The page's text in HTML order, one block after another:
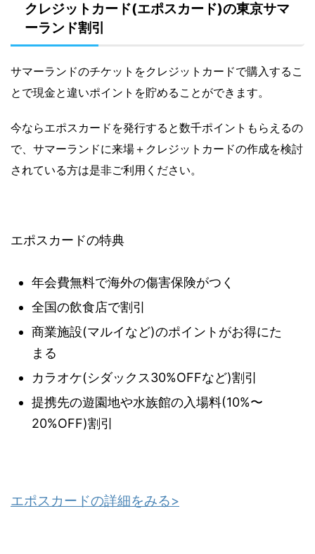
クレジットカード(エポスカード)の東京サマ
ーランド割引
サマーランドのチケットをクレジットカードで購入するこ
とで現金と違いポイントを貯めることができます。
今ならエポスカードを発行すると数千ポイントもらえるの
で、サマーランドに来場＋クレジットカードの作成を検討
されている方は是非ご利用ください。
エポスカードの特典
年会費無料で海外の傷害保険がつく
全国の飲食店で割引
商業施設(マルイなど)のポイントがお得にた
まる
カラオケ(シダックス30%OFFなど)割引
提携先の遊園地や水族館の入場料(10%〜
20%OFF)割引
エポスカードの詳細をみる>